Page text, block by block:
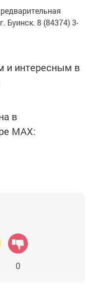
Буинск. 8 (84374) 3-
и интересным в
в
MАХ:
0